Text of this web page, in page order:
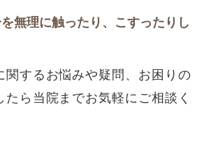
無理に触ったり、こすったりし
関するお悩みや疑問、お困りの
たら当院までお気軽にご相談く